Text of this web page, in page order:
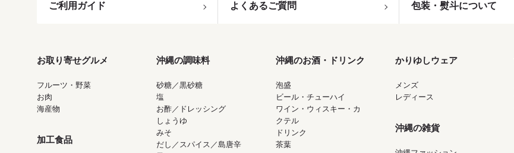
ご利用ガイド よくあるご質問 包装・熨斗について
お取り寄せグルメ
フルーツ・野菜
お肉
海産物
加工食品
沖縄の調味料
砂糖／黒砂糖
塩
お酢／ドレッシング
しょうゆ
みそ
だし／スパイス／島唐辛
沖縄のお酒・ドリンク
泡盛
ビール・チューハイ
ワイン・ウィスキー・カ
クテル
ドリンク
茶葉
かりゆしウェア
メンズ
レディース
沖縄の雑貨